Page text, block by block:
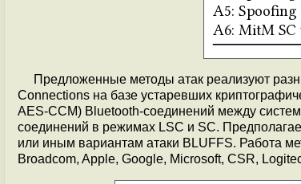
Предложенные методы атак реализуют
Connections на базе устаревших
AES-CCM) Bluetooth-соединений между
соединений в режимах LSC и SC.
или иным вариантам атаки BLUFFS. Работа
Broadcom, Apple, Google, Microsoft, CSR,